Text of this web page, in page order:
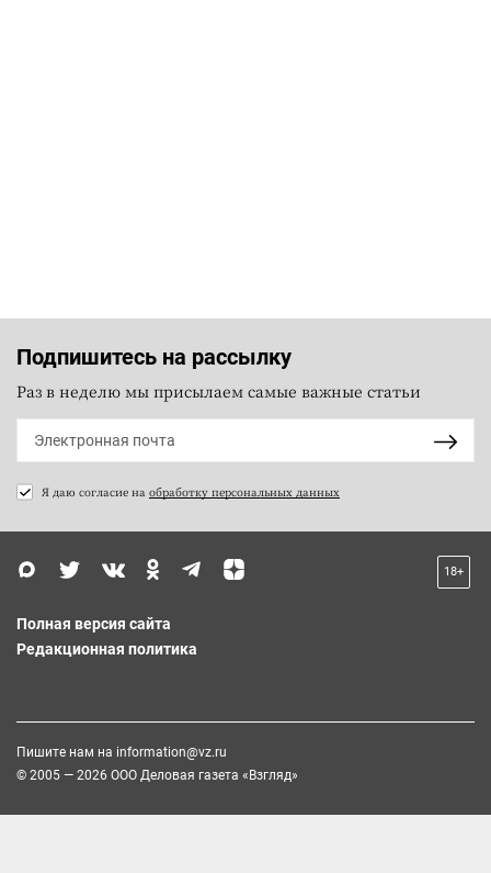
Подпишитесь на рассылку
Раз в неделю мы присылаем самые важные статьи
Я даю согласие на обработку персональных данных
18+
Полная версия сайта
Редакционная политика
Пишите нам на information@vz.ru
© 2005 — 2026 ООО Деловая газета «Взгляд»